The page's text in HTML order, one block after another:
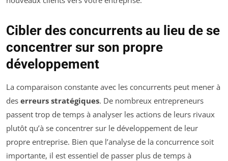
Cibler des concurrents au lieu de se
concentrer sur son propre
développement
La comparaison constante avec les concurrents peut mener à
des erreurs stratégiques. De nombreux entrepreneurs
passent trop de temps à analyser les actions de leurs rivaux
plutôt qu’à se concentrer sur le développement de leur
propre entreprise. Bien que l’analyse de la concurrence soit
importante, il est essentiel de passer plus de temps à